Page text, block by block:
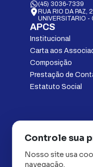
(45) 3036-7339
RUA RIO DA PAZ,
UNIVERSITARIO -
APCS
Institucional
Carta aos
Composição
Prestação de
Estatuto Social
SERVIÇOS
Assistência
Controle sua
Nosso site usa
navegação.